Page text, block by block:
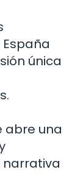
única
abre una
narrativa